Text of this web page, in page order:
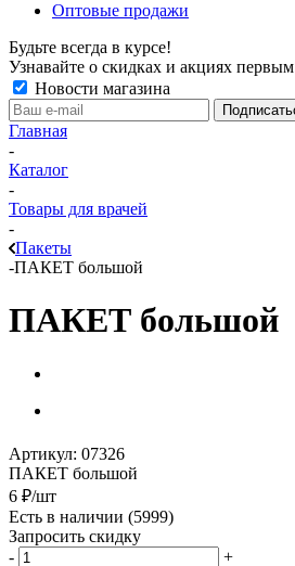
Оптовые продажи
Будьте всегда в курсе!
Узнавайте о скидках и акциях первым
Новости магазина
Главная
-
Каталог
-
Товары для врачей
-
Пакеты
-ПАКЕТ большой
ПАКЕТ большой
Артикул: 07326
ПАКЕТ большой
6 ₽/шт
Есть в наличии (5999)
Запросить скидку
-
+